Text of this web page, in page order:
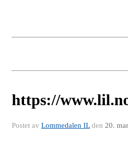
https://
Postet av Lommedalen ILden 20.